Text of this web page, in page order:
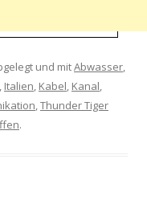
und mitAbwasser,
, Italien, Kabel, Kanal,
,Thunder Tiger
.